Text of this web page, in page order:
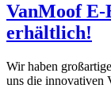
VanMoof E-
erhältlich!
Wir haben
uns die